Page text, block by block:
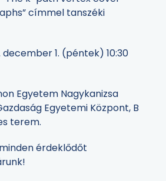
címmel tanszéki
december 1. (péntek) 10:30
Egyetem Nagykanizsa
Egyetemi Központ, B
terem.
érdeklődőt